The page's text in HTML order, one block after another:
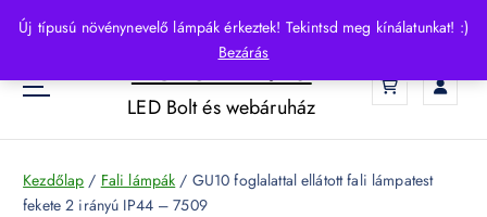
Új típusú növénynevelő lámpák érkeztek! Tekintsd meg kínálatunkat! :)
Bezárás
p
o
HelloLED.hu
LED Bolt és webáruház
Kezdőlap / Fali lámpák / GU10 foglalattal ellátott fali lámpatest
fekete 2 irányú IP44 – 7509